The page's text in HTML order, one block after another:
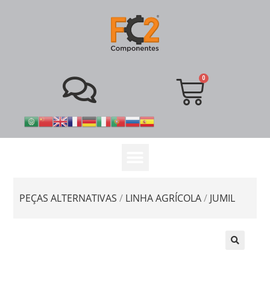
PEÇAS ALTERNATIVAS / LINHA AGRÍCOLA/ JUMIL